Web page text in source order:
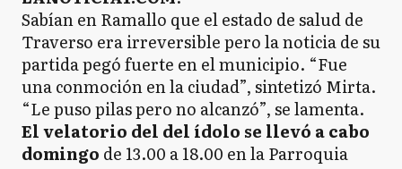
Sabían en Ramallo que el estado de salud de
Traverso era irreversible pero la noticia de su
partida pegó fuerte en el municipio. “Fue
una conmoción en la ciudad”, sintetizó Mirta.
“Le puso pilas pero no alcanzó”, se lamenta.
El velatorio del del ídolo se llevó a cabo
domingo de 13.00 a 18.00 en la Parroquia